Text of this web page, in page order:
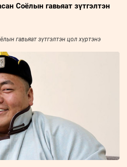
Соёлын гавьяат зүтгэлтэн
гавьяат зүтгэлтэн цол хүртэнэ